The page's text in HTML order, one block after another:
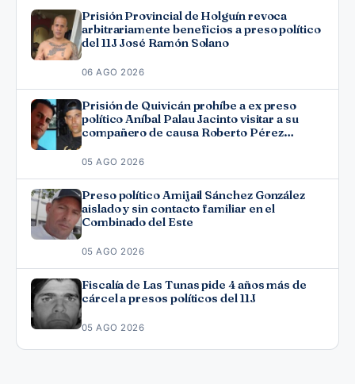
Prisión Provincial de Holguín revoca
arbitrariamente beneficios a preso político
del 11J José Ramón Solano
06 AGO 2026
Prisión de Quivicán prohíbe a ex preso
político Aníbal Palau Jacinto visitar a su
compañero de causa Roberto Pérez
05 AGO 2026
Preso político Amijail Sánchez González
aislado y sin contacto familiar en el
Combinado del Este
05 AGO 2026
Fiscalía de Las Tunas pide 4 años más de
cárcel a presos políticos del 11J
05 AGO 2026